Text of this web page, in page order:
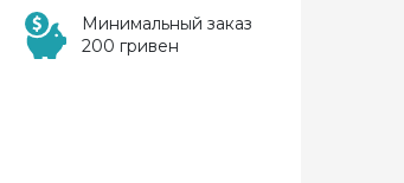
Минимальный заказ
200 гривен